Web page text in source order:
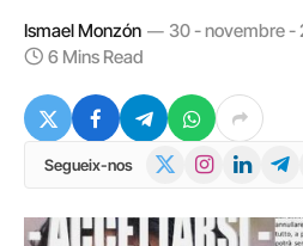
Ismael Monzón
30 - novembre -
6 Mins Read
Segueix-nos InstagramLinkedIn